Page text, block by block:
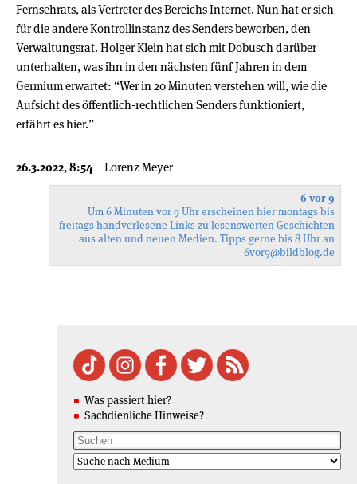
Fernsehrats, als Vertreter des Bereichs Internet. Nun hat er sich
für die andere Kontrollinstanz des Senders beworben, den
Verwaltungsrat. Holger Klein hat sich mit Dobusch darüber
unterhalten, was ihn in den nächsten fünf Jahren in dem
Germium erwartet: “Wer in 20 Minuten verstehen will, wie die
Aufsicht des öffentlich-rechtlichen Senders funktioniert,
erfährt es hier.”
26.3.2022, 8:54 Lorenz Meyer
6 vor 9
Um 6 Minuten vor 9 Uhr erscheinen hier montags bis
freitags handverlesene Links zu lesenswerten Geschichten
aus alten und neuen Medien. Tipps gerne bis 8 Uhr an
6vor9@bildblog.de
Was passiert hier?
Sachdienliche Hinweise?